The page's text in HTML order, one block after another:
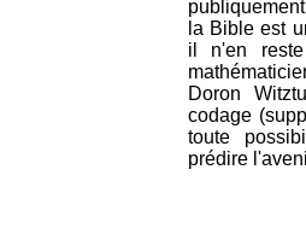
la Bible est
il n'en
Doron
codage
toute
prédire